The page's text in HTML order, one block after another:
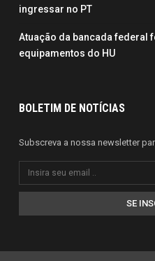
ingressar no PT
Atuação da bancada federal
equipamentos do HU
BOLETIM DE NOTÍCIAS
Subscreva a nossa newsletter
SE